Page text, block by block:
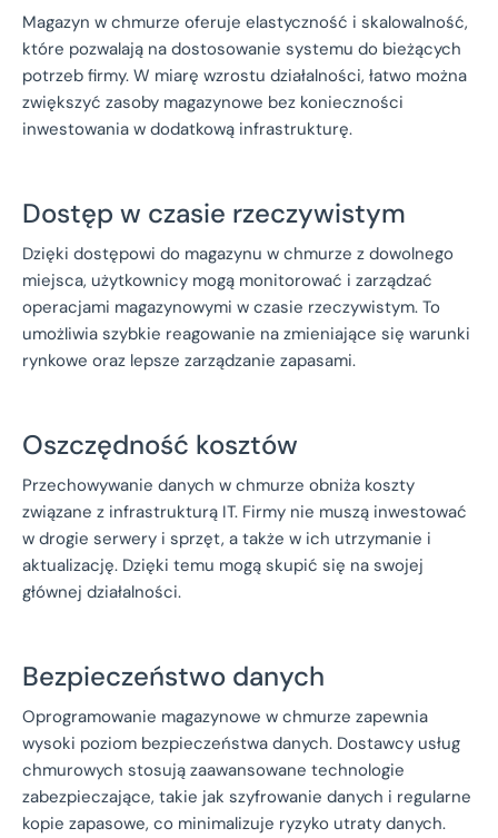
Magazyn w chmurze oferuje elastyczność i skalowalność,
które pozwalają na dostosowanie systemu do bieżących
potrzeb firmy. W miarę wzrostu działalności, łatwo można
zwiększyć zasoby magazynowe bez konieczności
inwestowania w dodatkową infrastrukturę.
Dostęp w czasie rzeczywistym
Dzięki dostępowi do magazynu w chmurze z dowolnego
miejsca, użytkownicy mogą monitorować i zarządzać
operacjami magazynowymi w czasie rzeczywistym. To
umożliwia szybkie reagowanie na zmieniające się warunki
rynkowe oraz lepsze zarządzanie zapasami.
Oszczędność kosztów
Przechowywanie danych w chmurze obniża koszty
związane z infrastrukturą IT. Firmy nie muszą inwestować
w drogie serwery i sprzęt, a także w ich utrzymanie i
aktualizację. Dzięki temu mogą skupić się na swojej
głównej działalności.
Bezpieczeństwo danych
Oprogramowanie magazynowe w chmurze zapewnia
wysoki poziom bezpieczeństwa danych. Dostawcy usług
chmurowych stosują zaawansowane technologie
zabezpieczające, takie jak szyfrowanie danych i regularne
kopie zapasowe, co minimalizuje ryzyko utraty danych.